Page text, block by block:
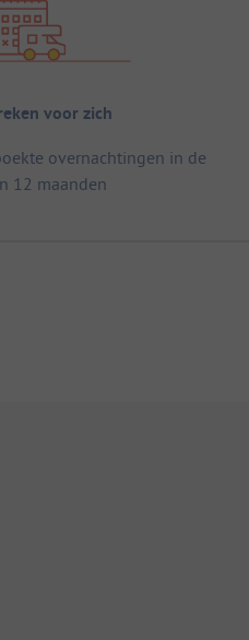
voor zich
overnachtingen in de
12 maanden